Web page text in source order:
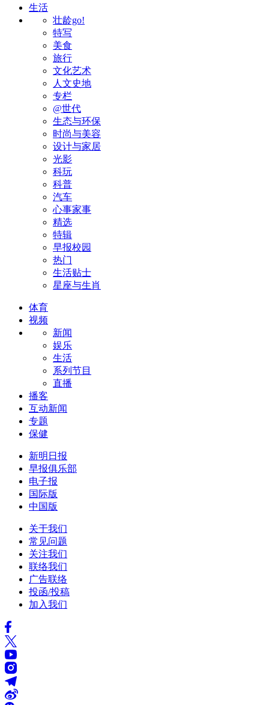
生活
壮龄go!
特写
美食
旅行
文化艺术
人文史地
专栏
@世代
生态与环保
时尚与美容
设计与家居
光影
科玩
科普
汽车
心事家事
精选
特辑
早报校园
热门
生活贴士
星座与生肖
体育
视频
新闻
娱乐
生活
系列节目
直播
播客
互动新闻
专题
保健
新明日报
早报俱乐部
电子报
国际版
中国版
关于我们
常见问题
关注我们
联络我们
广告联络
投函/投稿
加入我们